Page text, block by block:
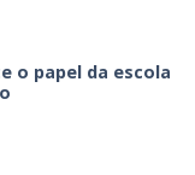
o papel da escola